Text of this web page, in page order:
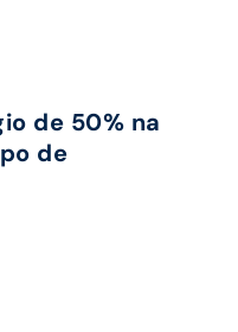
de 50% na
de